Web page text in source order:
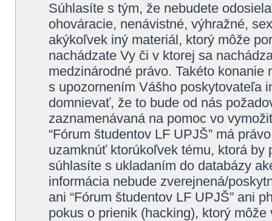
Súhlasíte s tým, že nebudete
ohováracie, nenávistné, výhražné,
akýkoľvek iný materiál, ktorý môže
nachádzate Vy či v ktorej sa
medzinárodné právo. Takéto
s upozornením Vášho poskytovateľa
domnievať, že to bude od nás
zaznamenávaná na pomoc vo
“Fórum študentov LF UPJŠ” má
uzamknúť ktorúkoľvek tému, ktorá by
súhlasíte s ukladaním do databázy
informácia nebude zverejnená/
ani “Fórum študentov LF UPJŠ” ani
pokus o prienik (hacking), ktorý